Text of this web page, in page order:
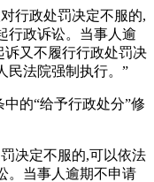
行政处罚决定不服的,
行政诉讼。当事人逾
又不履行行政处罚决
民法院强制执行。”
的“给予行政处分”修
决定不服的,可以依法
。当事人逾期不申请